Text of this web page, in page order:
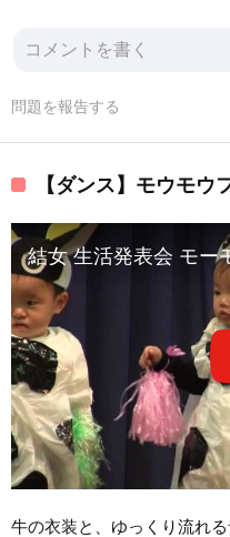
問題を報告する
【ダンス】モウモウ
結女 生活発表会 モー
牛の衣装と、ゆっくり流れ